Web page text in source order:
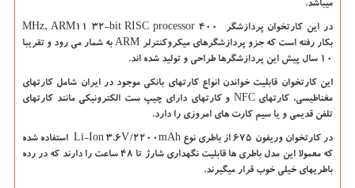
میباشد.
در این کارتخوان پردازشگر ۴۰۰
MHz, ARM11 32-bit RISC processor
بکار رفته است که جزو پردازشگرهای میکروکنترلر ARM به شمار می رود و تقریبا
۱۰ سال پیش این پردازشگرها طراحی و تولید شده اند.
این کارتخوان قابلیت خواندن انواع کارتهای بانکی موجود در ایران شامل کارتهای
مغناطیسی، کارتهای NFC و کارتهای دارای چیپ ست الکترونیکی مانند کارتهای
تلفن قدیمی و یا سیم کارت های امروزی را دارد.
در کارتخوان وریفون ۶۷۵ از باطری نوع Li-Ion 3.6V/2200mAh استفاده شده
که معمولا این مدل باطری ها قابلیت نگهداری شارژ تا ۴۸ ساعت را دارند که در رده
باطریهای خیلی خوب قرار میگیرند.